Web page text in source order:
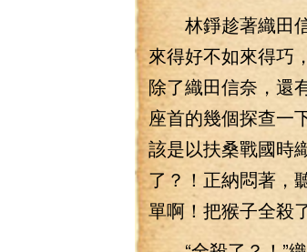
林錚趁著織田信
來得好不如來得巧
除了織田信奈，還
座首的幾個探查一
該是以扶桑戰國時
了？！正納悶著，
單啊！把猴子全殺